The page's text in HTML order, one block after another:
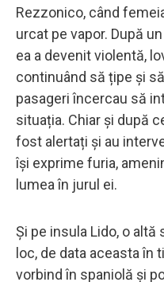
Rezzonico, când
urcat pe vapor. După
ea a devenit violentă,
continuând să țipe și
pasageri încercau să
situația. Chiar și după
fost alertați și au
își exprime furia,
lumea în jurul ei.
Și pe insula Lido, o
loc, de data aceasta în
vorbind în spaniolă și